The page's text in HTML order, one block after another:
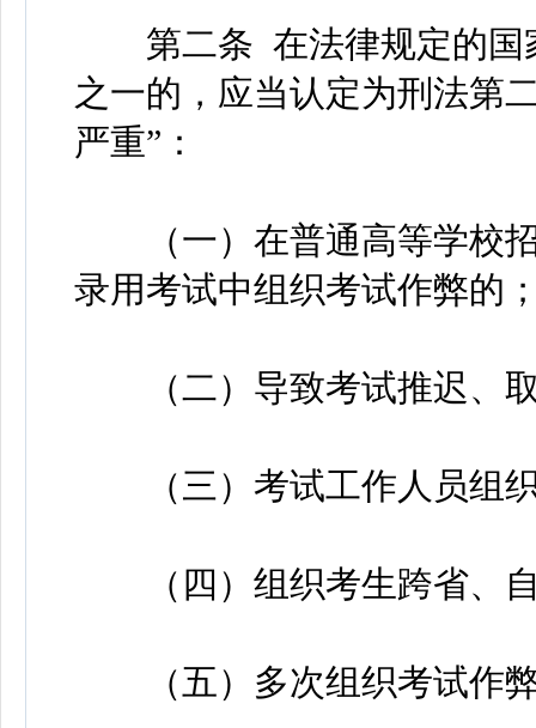
第二条 在法律规定的国
之一的，应当认定为刑法第
严重”：
（一）在普通高等学校招
录用考试中组织考试作弊的
（二）导致考试推迟、取
（三）考试工作人员组织
（四）组织考生跨省、自
（五）多次组织考试作